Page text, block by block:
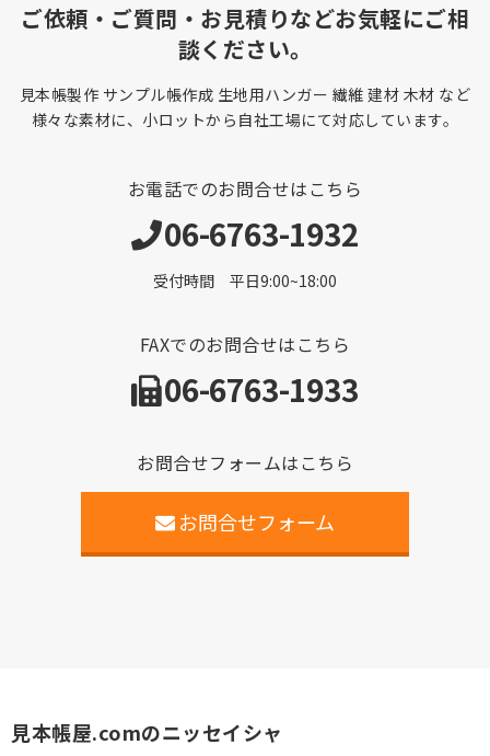
ご依頼・ご質問・お見積りなどお気軽にご相
談ください。
見本帳製作 サンプル帳作成 生地用ハンガー 繊維 建材 木材 など
様々な素材に、小ロットから自社工場にて対応しています。
お電話でのお問合せはこちら
06-6763-1932
受付時間 平日9:00~18:00
FAXでのお問合せはこちら
06-6763-1933
お問合せフォームはこちら
お問合せフォーム
見本帳屋.comのニッセイシャ